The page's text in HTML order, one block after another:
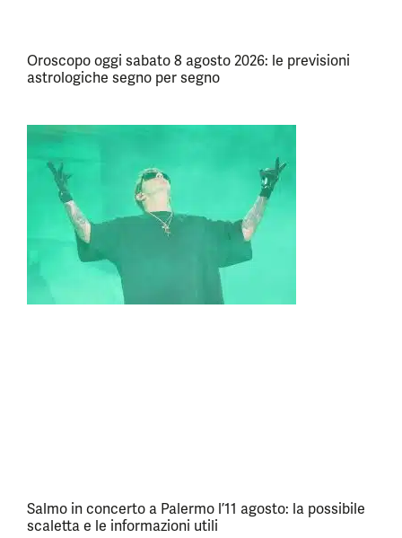
Oroscopo oggi sabato 8 agosto 2026: le previsioni
astrologiche segno per segno
Salmo in concerto a Palermo l’11 agosto: la possibile
scaletta e le informazioni utili